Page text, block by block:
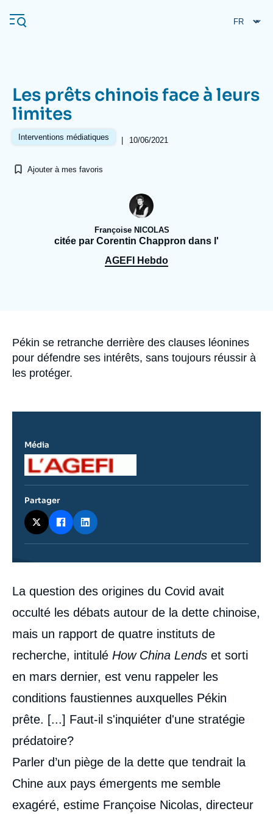
au
contenu
Navigation
principale
L'Ifri
Analyses
Recherches fréquentes
Proche-Orient
Les prêts chinois face à leurs
limites
Interventions médiatiques | 10/06/2021
Ajouter à mes favoris
Françoise NICOLAS
citée par Corentin Chappron dans l'
AGEFI Hebdo
Accroche
Pékin se retranche derrière des clauses léonines
pour défendre ses intérêts, sans toujours réussir à
les protéger.
Contenu
intervention
médiatique
La question des origines du Covid avait
occulté les débats autour de la dette chinoise,
mais un rapport de quatre instituts de
recherche, intitulé How China Lends et sorti
en mars dernier, est venu rappeler les
conditions faustiennes auxquelles Pékin
prête. [...] Faut-il s'inquiéter d'une stratégie
prédatoire?
Parler d’un piège de la dette que tendrait la
Chine aux pays émergents me semble
exagéré, estime Françoise Nicolas, directeur
Média
Logo
Partager